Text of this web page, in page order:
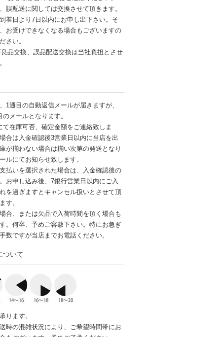
誤配送に関しては交換させて頂きます。
着日より7日以内にお申し出下さい。そ
お受けできなくなる場合もございますの
さい。
品交換、誤品配送交換は当社負担とさせ
1通目の自動返信メールが届きますが、
メールとなります。
て在庫可否、確定金額をご連絡致しま
合は入金確認後3営業日以内に当店を出
が揃わない場合は揃い次第の発送となり
ルにてお知らせ致します。
払いを選択された場合は、入金確認後の
お申し込み後、7銀行営業日以内にご入
を過ぎますとキャンセル扱いとさせて頂
す。
合、または欠品で入荷時間を頂く場合も
。何卒、予めご容赦下さい。特にお急ぎ
数ですが当店までお電話ください。
ついて
ります。
時の混雑状況により、ご希望時間帯にお